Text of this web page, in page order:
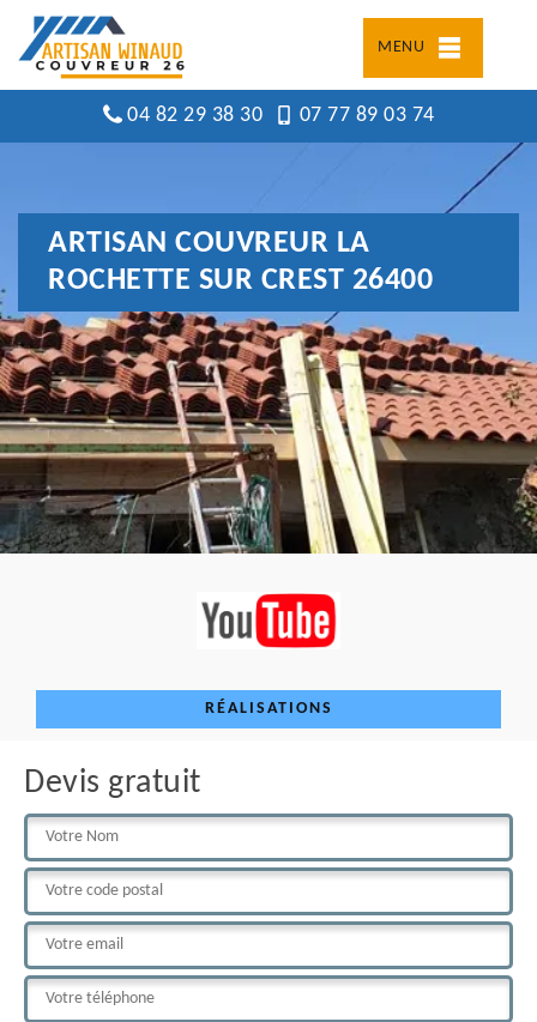
MENU
04 82 29 38 30 07 77 89 03 74
ARTISAN COUVREUR LA
ROCHETTE SUR CREST 26400
RÉALISATIONS
Devis gratuit